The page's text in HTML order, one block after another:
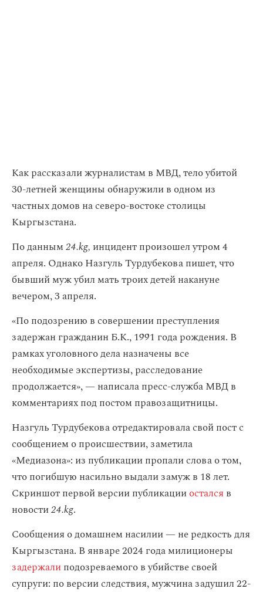
Как рассказали журналистам в МВД, тело убитой
30-летней женщины обнаружили в одном из
частных домов на северо-востоке столицы
Кыргызстана.
По данным24.kg, инцидент произошел утром 4
апреля. Однако Назгуль Турдубекова пишет, что
бывший муж убил мать троих детей накануне
вечером, 3 апреля.
«По подозрению в совершении преступления
задержан гражданин Б.К., 1991 года рождения. В
рамках уголовного дела назначены все
необходимые экспертизы, расследование
продолжается», — написала пресс-служба МВД в
комментариях под постом правозащитницы.
Назгуль Турдубекова отредактировала свой пост с
сообщением о происшествии, заметила
«Медиазона»: из публикации пропали слова о том,
что погибшую насильно выдали замуж в 18 лет.
Скриншот первой версии публикацииостался в
новости24.kg.
Сообщения о домашнем насилии — не редкость для
Кыргызстана. В январе 2024 года милиционеры
задержалиподозреваемого в убийстве своей
супруги: по версии следствия, мужчина задушил 22-